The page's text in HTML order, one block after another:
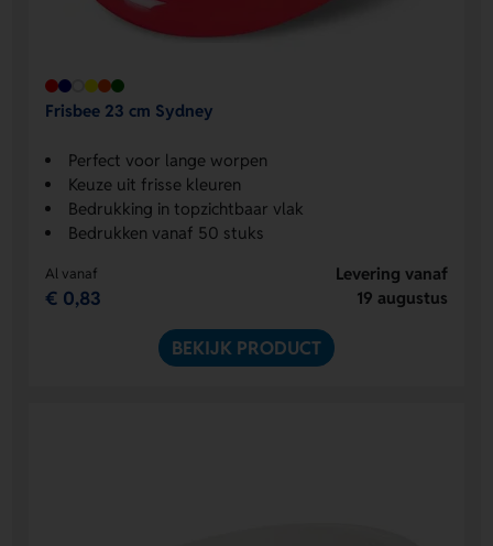
Frisbee 23 cm Sydney
Perfect voor lange worpen
Keuze uit frisse kleuren
Bedrukking in topzichtbaar vlak
Bedrukken vanaf 50 stuks
Al vanaf
€ 0,83
Levering vanaf
19 augustus
BEKIJK PRODUCT